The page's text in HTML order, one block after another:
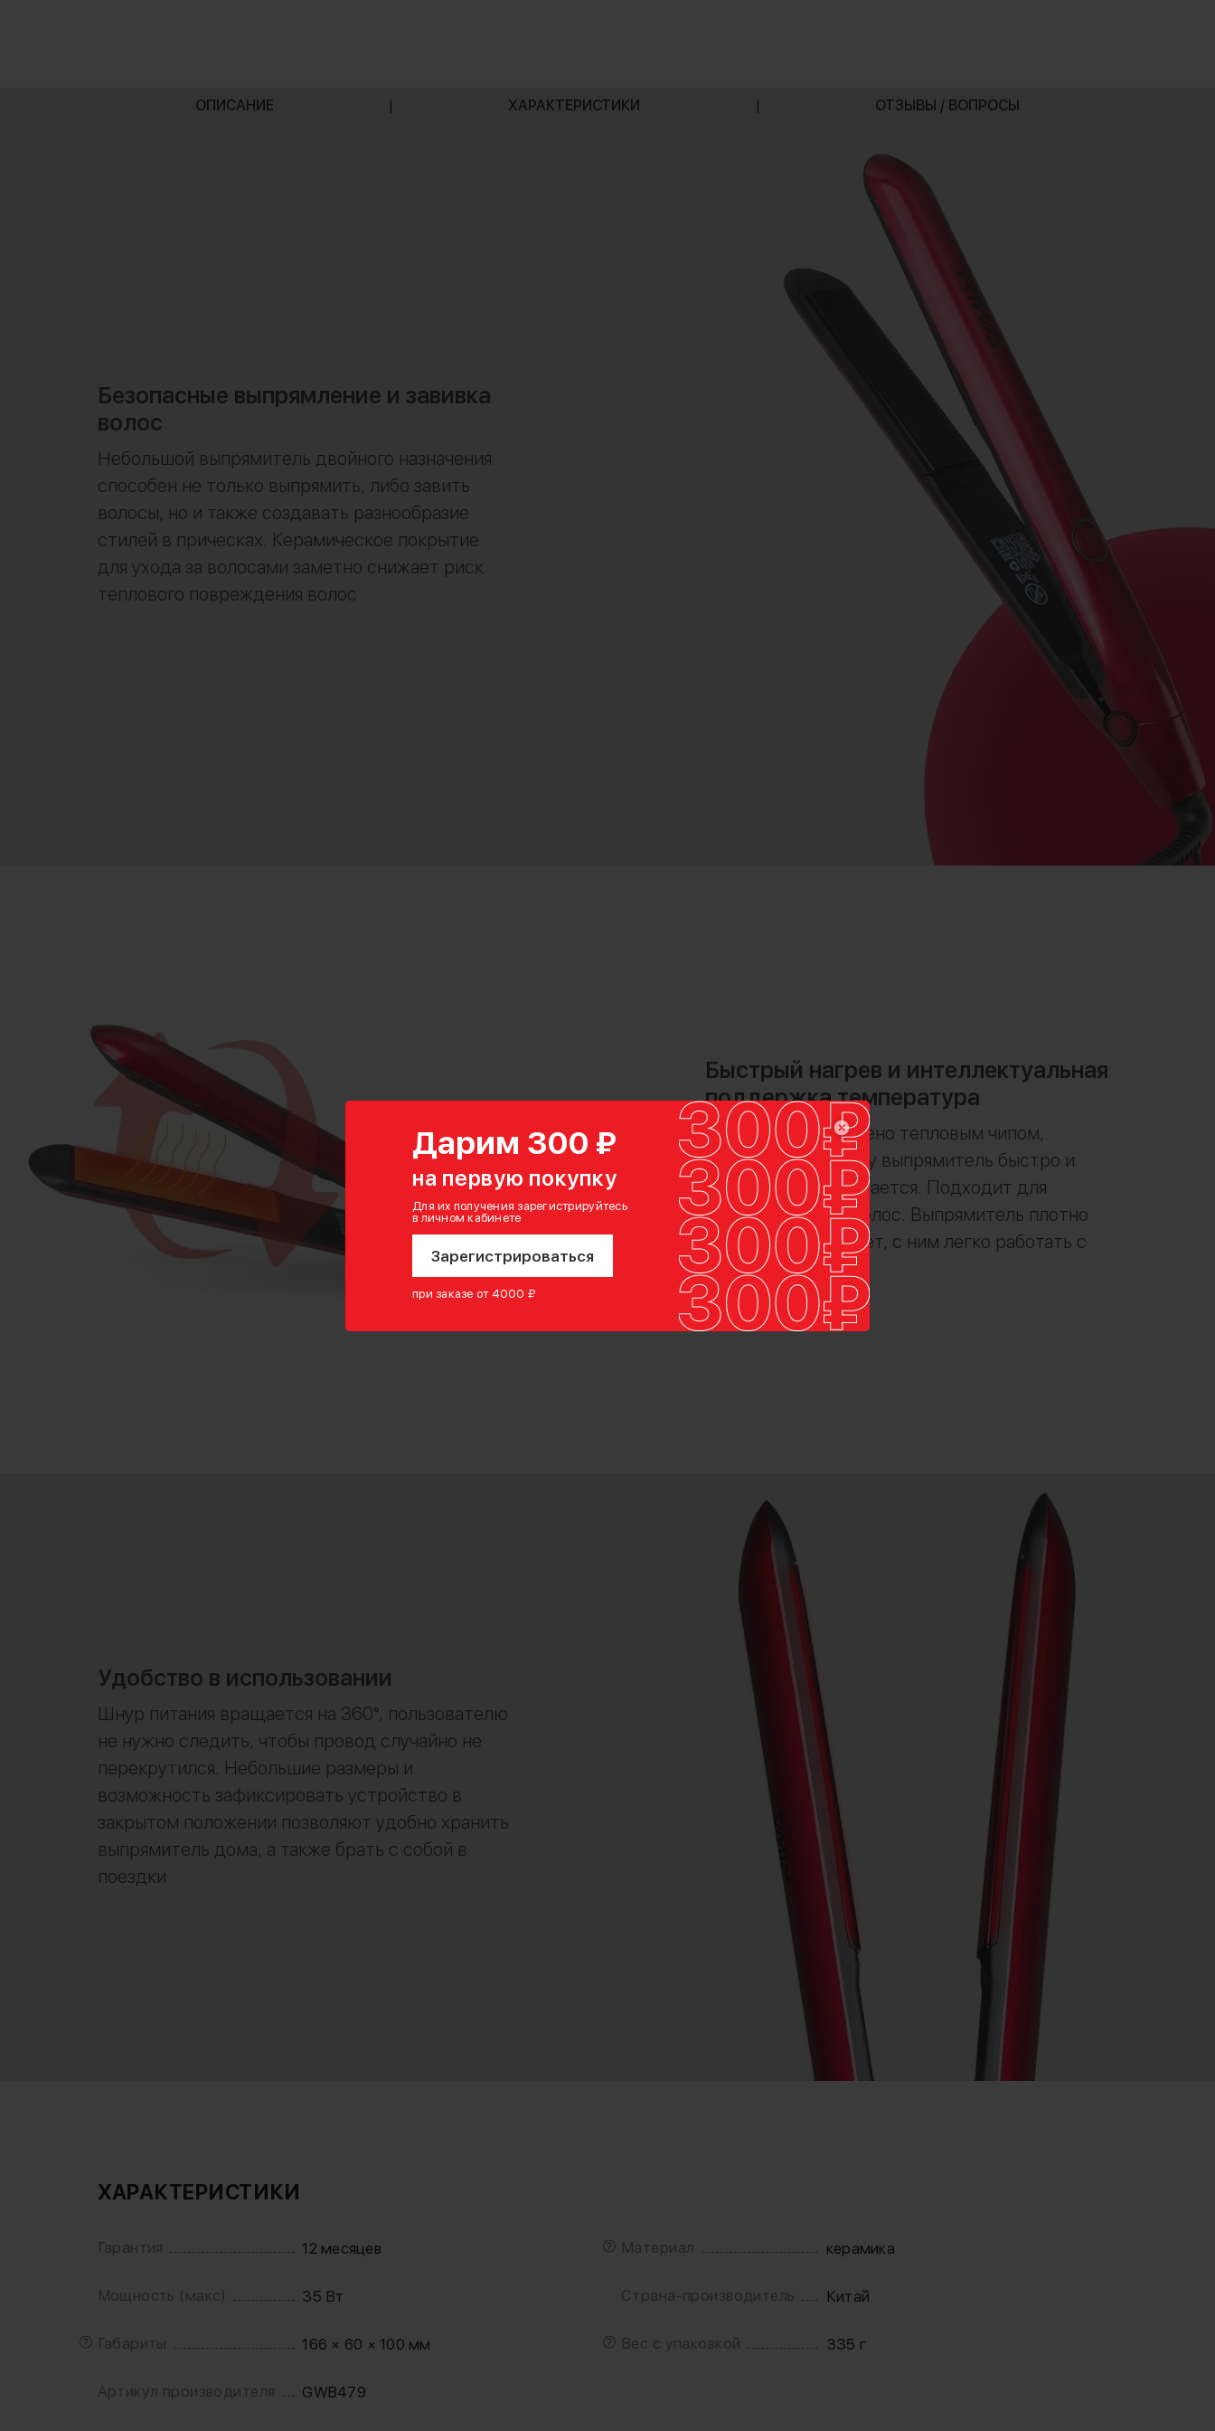
Дарим 300 ₽
на первую покупку
Для их получения зарегистрируйтесь
в личном кабинете
Зарегистрироваться
при заказе от 4000 ₽
ОПИСАНИЕ | ХАРАКТЕРИСТИКИ | ОТЗЫВЫ / ВОПРОСЫ
Безопасные выпрямление и завивка
волос
Небольшой выпрямитель двойного назначения
способен не только выпрямить, либо завить
волосы, но и также создавать разнообразие
стилей в прическах. Керамическое покрытие
для ухода за волосами заметно снижает риск
теплового повреждения волос
Быстрый нагрев и интеллектуальная
поддержка температура
Устройство оснащено тепловым чипом,
благодаря которому выпрямитель быстро и
равномерно нагревается. Подходит для
различных типов волос. Выпрямитель плотно
прилегает и не тянет, с ним легко работать с
первого раза
Удобство в использовании
Шнур питания вращается на 360°, пользователю
не нужно следить, чтобы провод случайно не
перекрутился. Небольшие размеры и
возможность зафиксировать устройство в
закрытом положении позволяют удобно хранить
выпрямитель дома, а также брать с собой в
поездки
ХАРАКТЕРИСТИКИ
Гарантия 12 месяцев
Мощность (макс) 35 Вт
Габариты 166 × 60 × 100 мм
Артикул производителя GWB479
Материал керамика
Страна-производитель Китай
Вес с упаковкой 335 г